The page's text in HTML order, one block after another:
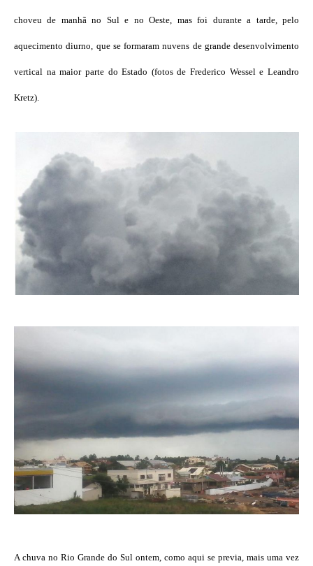
choveu de manhã no Sul e no Oeste, mas foi durante a tarde, pelo
aquecimento diurno, que se formaram nuvens de grande desenvolvimento
vertical na maior parte do Estado (fotos de Frederico Wessel e Leandro
Kretz).
A chuva no Rio Grande do Sul ontem, como aqui se previa, mais uma vez